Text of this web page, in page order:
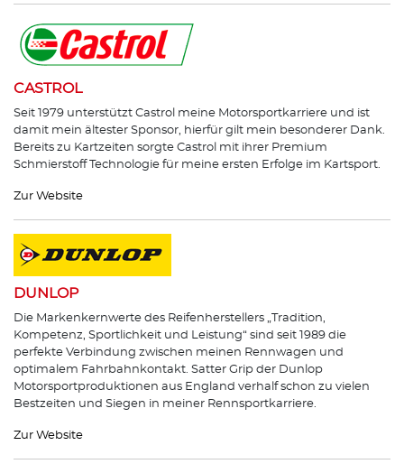
CASTROL
Seit 1979 unterstützt Castrol meine Motorsportkarriere und ist
damit mein ältester Sponsor, hierfür gilt mein besonderer Dank.
Bereits zu Kartzeiten sorgte Castrol mit ihrer Premium
Schmierstoff Technologie für meine ersten Erfolge im Kartsport.
Zur Website
DUNLOP
Die Markenkernwerte des Reifenherstellers „Tradition,
Kompetenz, Sportlichkeit und Leistung“ sind seit 1989 die
perfekte Verbindung zwischen meinen Rennwagen und
optimalem Fahrbahnkontakt. Satter Grip der Dunlop
Motorsportproduktionen aus England verhalf schon zu vielen
Bestzeiten und Siegen in meiner Rennsportkarriere.
Zur Website